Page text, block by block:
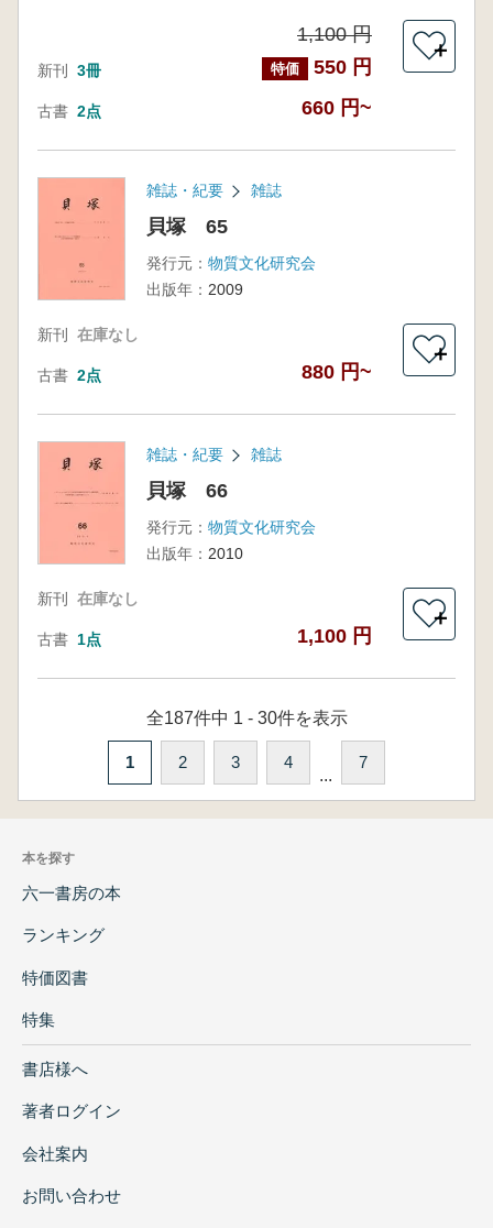
新刊 3冊
1,100 円
特価 550 円
古書 2点 660 円~
＋
雑誌・紀要 雑誌
貝塚 65
発行元： 物質文化研究会
出版年： 2009
新刊 在庫なし
古書 2点 880 円~
＋
雑誌・紀要 雑誌
貝塚 66
発行元： 物質文化研究会
出版年： 2010
新刊 在庫なし
古書 1点 1,100 円
＋
全187件中 1 - 30件を表示
1 2 3 4
...
7
本を探す
六一書房の本
ランキング
特価図書
特集
書店様へ
著者ログイン
会社案内
お問い合わせ